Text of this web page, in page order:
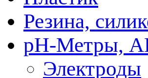
Резина,
рН-Метры,
Электроды